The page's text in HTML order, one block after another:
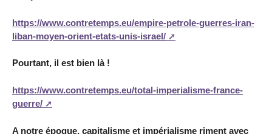
https://www.contretemps.eu/empire-petrole-guerres-iran-
liban-moyen-orient-etats-unis-israel/
Pourtant, il est bien là !
https://www.contretemps.eu/total-imperialisme-france-
guerre/
A notre époque, capitalisme et impérialisme riment avec